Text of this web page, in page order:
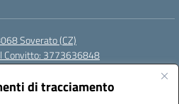
di tracciamento
Soverato (CZ)
Convitto: 3773636848
czrh04000q@pec.istruzione.it